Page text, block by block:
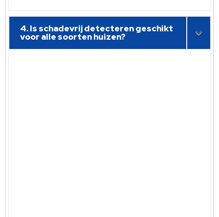
4. Is schadevrij detecteren geschikt
voor alle soorten huizen?